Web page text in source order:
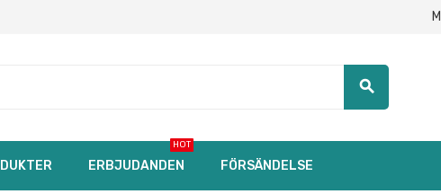
search
ERBJUDANDEN
HOT
FÖRSÄNDELSE